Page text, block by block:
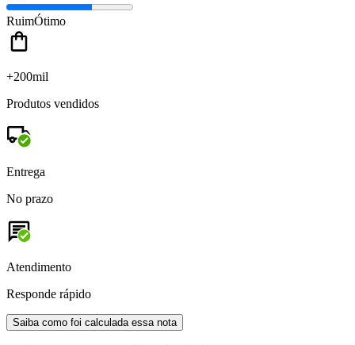
RuimÓtimo
+200mil
Produtos vendidos
Entrega
No prazo
Atendimento
Responde rápido
Saiba como foi calculada essa nota